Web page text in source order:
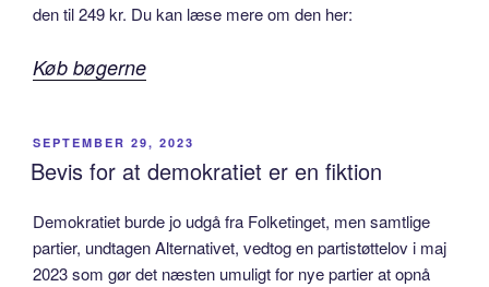
den til 249 kr. Du kan læse mere om den her:
Køb bøgerne
POSTED
ON
SEPTEMBER 29, 2023
Bevis for at demokratiet er en fiktion
Demokratiet burde jo udgå fra Folketinget, men samtlige
partier, undtagen Alternativet, vedtog en partistøttelov i maj
2023 som gør det næsten umuligt for nye partier at opnå